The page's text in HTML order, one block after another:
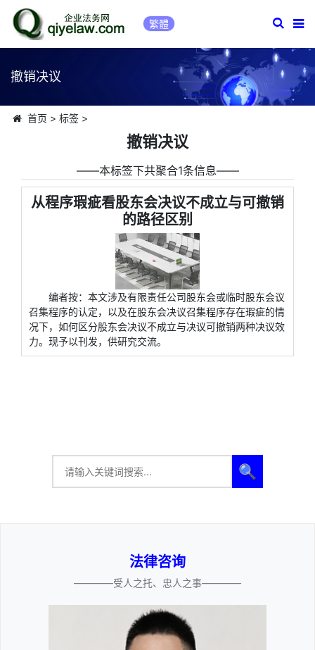
繁體
撤销决议
首页 > 标签>
撤销决议
――本标签下共聚合1条信息――
从程序瑕疵看股东会决议不成立与可撤销
的路径区别
编者按：本文涉及有限责任公司股东会或临时股东会议
召集程序的认定，以及在股东会决议召集程序存在瑕疵的情
况下，如何区分股东会决议不成立与决议可撤销两种决议效
力。现予以刊发，供研究交流。
🔍
法律咨询
————受人之托、忠人之事————